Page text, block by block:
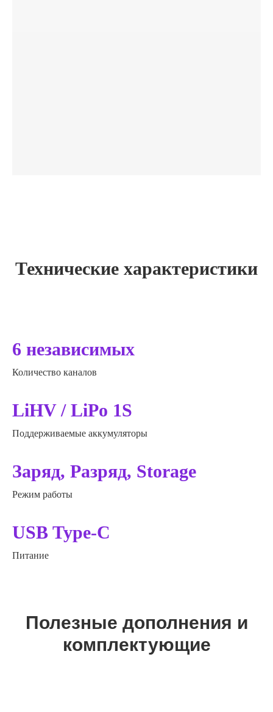
Технические характеристики
6 независимых
Количество каналов
LiHV / LiPo 1S
Поддерживаемые аккумуляторы
Заряд, Разряд, Storage
Режим работы
USB Type-C
Питание
Полезные дополнения и
комплектующие